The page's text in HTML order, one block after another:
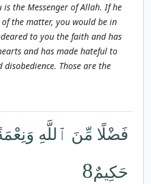
the Messenger of Allah. If he
the matter, you would be in
to you the faith and has
and has made hateful to
Those are the
فَضْلًا مِّنَ ٱللَّهِ
حَكِيمٌ8